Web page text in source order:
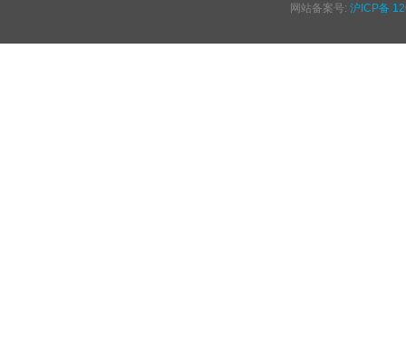
网站备案号:沪ICP备